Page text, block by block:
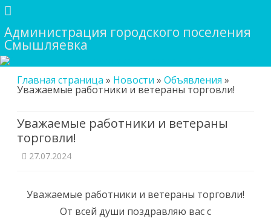
Администрация городского поселения
Смышляевка
to
content
Главная страница » Новости » Объявления »
Уважаемые работники и ветераны торговли!
Уважаемые работники и ветераны
торговли!
27.07.2024
Уважаемые работники и ветераны торговли!
От всей души поздравляю вас с